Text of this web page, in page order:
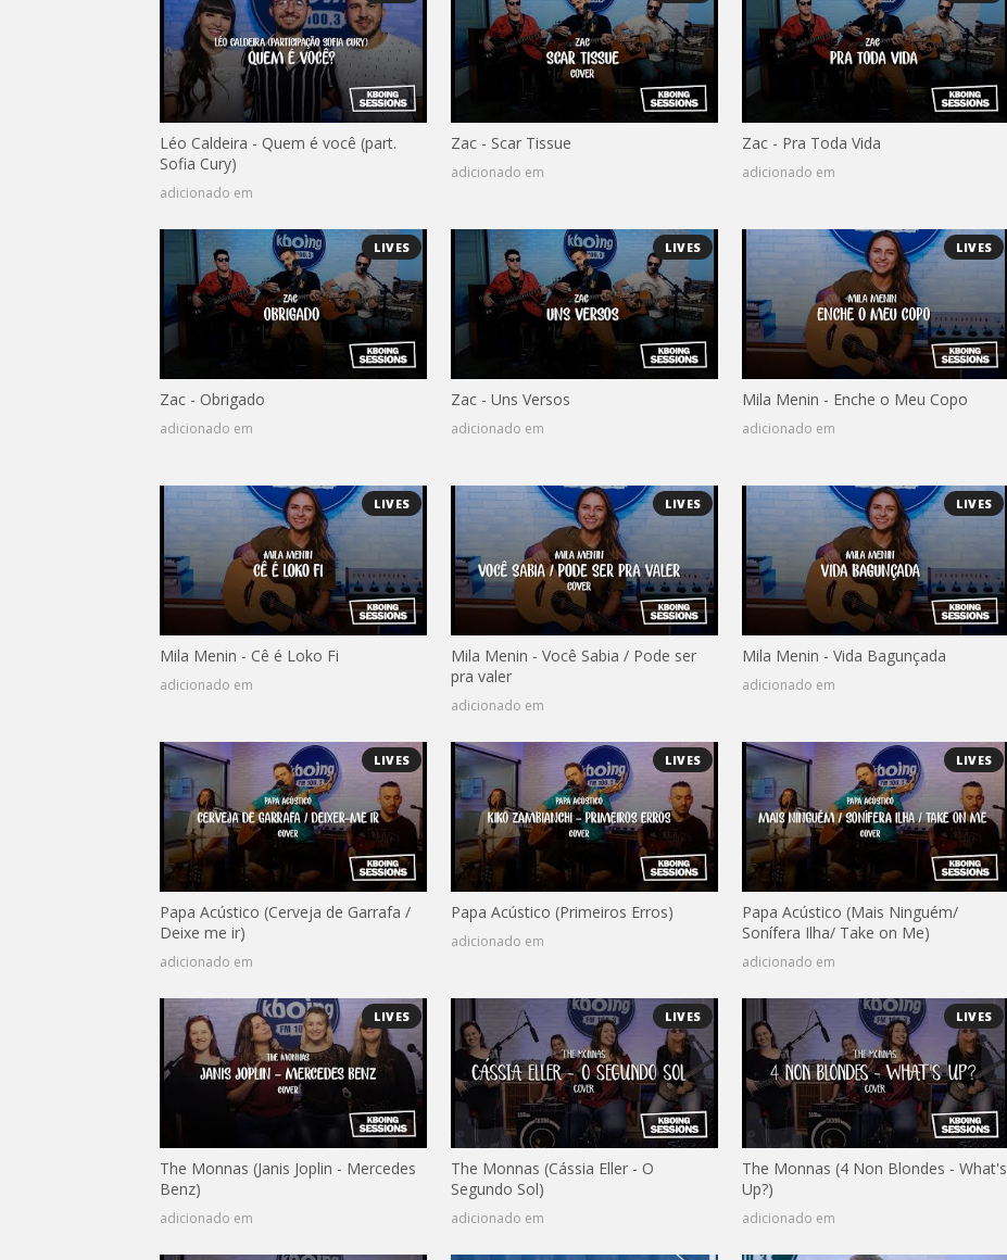
Léo Caldeira - Quem é você (part.
Sofia Cury)
adicionado em
Zac - Scar Tissue
adicionado em
Zac - Pra Toda Vida
adicionado em
LIVES
Zac - Obrigado
adicionado em
LIVES
Zac - Uns Versos
adicionado em
LIVES
Mila Menin - Enche o Meu Copo
adicionado em
LIVES
Mila Menin - Cê é Loko Fi
adicionado em
LIVES
Mila Menin - Você Sabia / Pode ser
pra valer
adicionado em
LIVES
Mila Menin - Vida Bagunçada
adicionado em
LIVES
Papa Acústico (Cerveja de Garrafa /
Deixe me ir)
adicionado em
LIVES
Papa Acústico (Primeiros Erros)
adicionado em
LIVES
Papa Acústico (Mais Ninguém/
Sonífera Ilha/ Take on Me)
adicionado em
LIVES
The Monnas (Janis Joplin - Mercedes
Benz)
adicionado em
LIVES
The Monnas (Cássia Eller - O
Segundo Sol)
adicionado em
LIVES
The Monnas (4 Non Blondes - What's
Up?)
adicionado em